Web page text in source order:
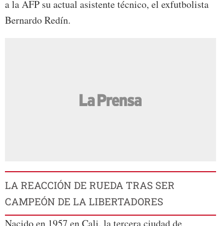
a la AFP su actual asistente técnico, el exfutbolista
Bernardo Redín.
LA REACCIÓN DE RUEDA TRAS SER
CAMPEÓN DE LA LIBERTADORES
Nacido en 1957 en Cali, la tercera ciudad de